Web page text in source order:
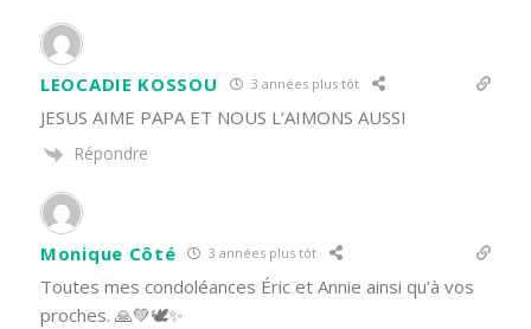
LEOCADIE KOSSOU 3 années plus tôt
JESUS AIME PAPA ET NOUS L’AIMONS AUSSI
Répondre
Monique Côté 3 années plus tôt
Toutes mes condoléances Éric et Annie ainsi qu’à vos
proches. 🙏💚🕊✨️